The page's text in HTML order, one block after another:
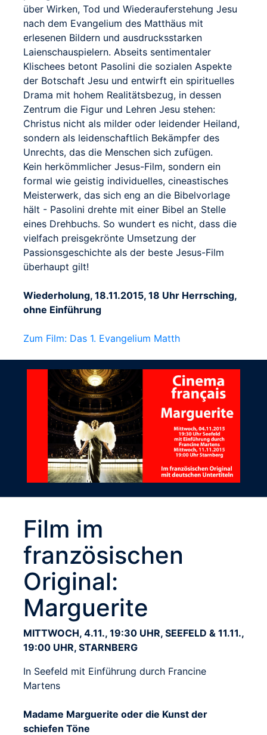
über Wirken, Tod und Wiederauferstehung Jesu
nach dem Evangelium des Matthäus mit
erlesenen Bildern und ausdrucksstarken
Laienschauspielern. Abseits sentimentaler
Klischees betont Pasolini die sozialen Aspekte
der Botschaft Jesu und entwirft ein spirituelles
Drama mit hohem Realitätsbezug, in dessen
Zentrum die Figur und Lehren Jesu stehen:
Christus nicht als milder oder leidender Heiland,
sondern als leidenschaftlich Bekämpfer des
Unrechts, das die Menschen sich zufügen.
Kein herkömmlicher Jesus-Film, sondern ein
formal wie geistig individuelles, cineastisches
Meisterwerk, das sich eng an die Bibelvorlage
hält - Pasolini drehte mit einer Bibel an Stelle
eines Drehbuchs. So wundert es nicht, dass die
vielfach preisgekrönte Umsetzung der
Passionsgeschichte als der beste Jesus-Film
überhaupt gilt!
Wiederholung, 18.11.2015, 18 Uhr Herrsching,
ohne Einführung
Zum Film: Das 1. Evangelium Matth
Film im
französischen
Original:
Marguerite
MITTWOCH, 4.11., 19:30 UHR, SEEFELD & 11.11.,
19:00 UHR, STARNBERG
In Seefeld mit Einführung durch Francine
Martens
Madame Marguerite oder die Kunst der
schiefen Töne